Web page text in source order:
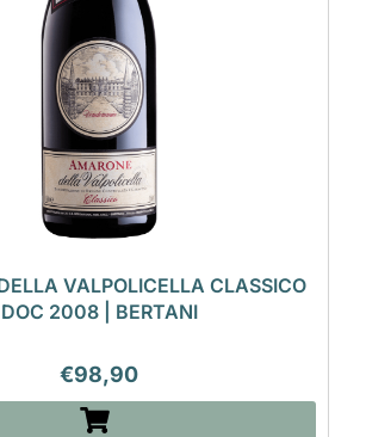
VALPOLICELLA CLASSICO
DOC 2008 | BERTANI
€98,90